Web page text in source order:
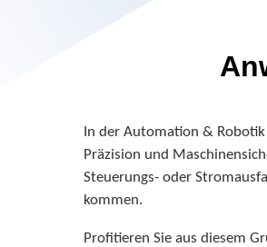
In der Automation &
Präzision und
Steuerungs- oder
kommen.
Profitieren Sie aus diesem